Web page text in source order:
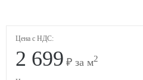
Цена с НДС:
2 699 ₽ за м2